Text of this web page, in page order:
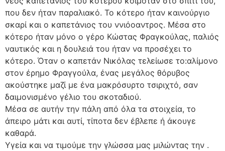
που δεν ήταν παραλιακό. Το κότερο ήταν καινούργιο
σκαρί και ο καπετάνιος του ννιόοαντρος. Μέσα στο
κότερο ήταν μόνο ο γέρο Κώστας Φραγκούλας, παλιός
ναυτικός και η δουλειά του ήταν να προσέχει το
κότερο. Όταν ο καπετάν Νικόλας τελείωσε το:αλίμονο
στον έρημο Φραγγούλα, ένας μεγάλος θόρυβος
ακούστηκε μαζί με ένα μακρόσυρτο τσιριχτό, σαν
δαιμονισμένο γέλιο του σκοταδιού.
Μέσα σε αυτήν την πάλη από όλα τα στοιχεία, το
άπειρο μάτι και αυτί, τίποτα δεν έβλεπε ή άκουγε
καθαρά.
Υγεία και να τιμούμε την γλώσσα μας μιλώντας την .